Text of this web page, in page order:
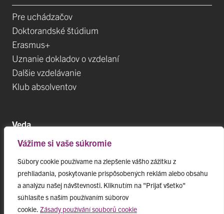
Vážime si vaše súkromie
Súbory cookie používame na zlepšenie vášho zážitku z
prehliadania, poskytovanie prispôsobených reklám alebo obsahu
a analýzu našej návštevnosti. Kliknutím na "Prijať všetko"
súhlasíte s naším používaním súborov
cookie. Zásady používání souborů cookie
Pre uchádzačov
Doktorandské štúdium
Erasmus+
Uznanie dokladov o vzdelaní
Dalšie vzdelávanie
Klub absolventov
Veda
Postdoktorandské pozíce
Projekty
Špičkové tímy
TIP-UPJŠ
Vedecké parky